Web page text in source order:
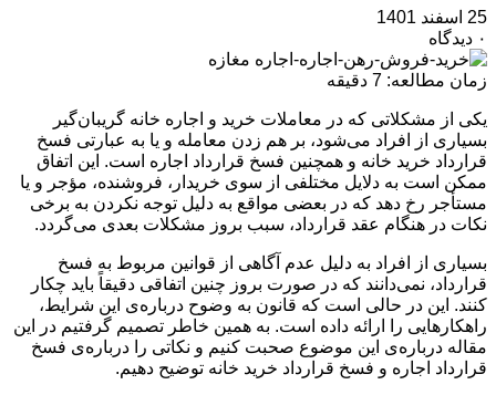
25 اسفند 1401
۰ دیدگاه
زمان مطالعه: 7 دقیقه
یکی از مشکلاتی که در معاملات خرید و اجاره خانه گریبان‌گیر
بسیاری از افراد می‌شود، بر هم زدن معامله و یا به عبارتی فسخ
قرارداد خرید خانه و همچنین فسخ قرارداد اجاره است. این اتفاق
ممکن است به دلایل مختلفی از سوی خریدار، فروشنده، مؤجر و یا
مستأجر رخ دهد که در بعضی مواقع به دلیل توجه نکردن به برخی
نکات در هنگام عقد قرارداد، سبب بروز مشکلات بعدی می‌گردد.
بسیاری از افراد به دلیل عدم آگاهی از قوانین مربوط به فسخ
قرارداد،‌ نمی‌دانند که در صورت بروز چنین اتفاقی دقیقاً باید چکار
کنند. این در حالی است که قانون به وضوح درباره‌ی این شرایط،
راهکارهایی را ارائه داده است. به همین خاطر تصمیم گرفتیم در این
مقاله درباره‌ی این موضوع صحبت کنیم و نکاتی را درباره‌ی فسخ
قرارداد اجاره و فسخ قرارداد خرید خانه توضیح دهیم.